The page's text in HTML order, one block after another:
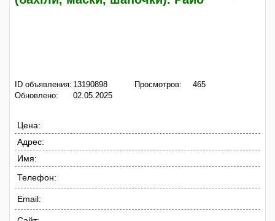
ID объявления: 13190898
Обновлено:
02.05.2025
Просмотров: 465
Цена:
Адрес:
Имя:
Телефон:
Email: